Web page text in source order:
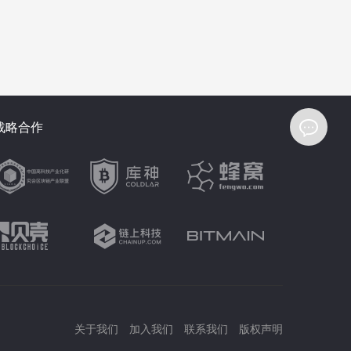
略合作
关于我们 加入我们 联系我们 版权声明